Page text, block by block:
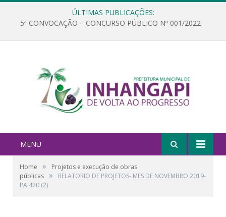
ÚLTIMAS PUBLICAÇÕES:
5ª CONVOCAÇÃO – CONCURSO PÚBLICO Nº 001/2022
MENU
Home »
Projetos e execução de obras
públicas »
RELATORIO DE PROJETOS- MES DE NOVEMBRO 2019-
PA 420 (2)